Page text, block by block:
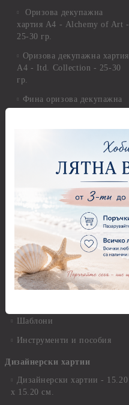
Оризова декупажна
хартия А4 - Alchemy of Art -
25-30 гр.
Оризова декупажна хартия
А4 - Itd. Collection - 25-30
гр.
Фина оризова декупажна
Декупажна хартия - Други
Антични пасти
Грунд, Основи, Релефни
Варак, Шлак метал, Фолио,
Пантна
Лакове и защитни покрития
Лепила
Шаблони
Инструменти и пособия
Дизайнерски хартии
Дизайнерски хартии - 15.20
х 15.20 см.